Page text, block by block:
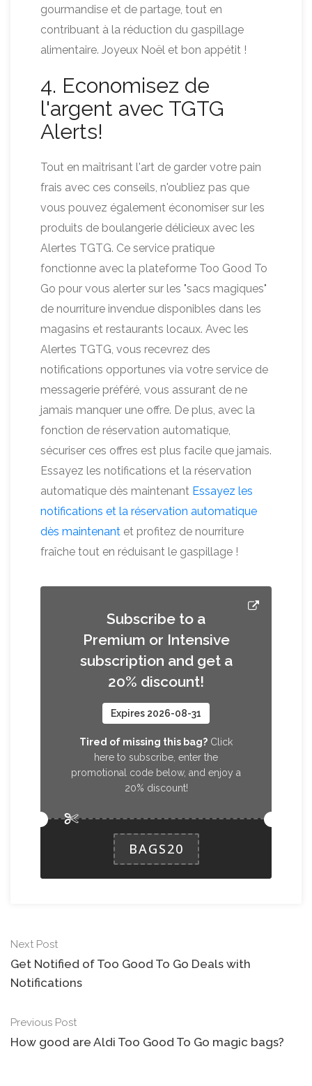
gourmandise et de partage, tout en
contribuant à la réduction du gaspillage
alimentaire. Joyeux Noël et bon appétit !
4. Economisez de
l'argent avec TGTG
Alerts!
Tout en maîtrisant l'art de garder votre pain
frais avec ces conseils, n'oubliez pas que
vous pouvez également économiser sur les
produits de boulangerie délicieux avec les
Alertes TGTG. Ce service pratique
fonctionne avec la plateforme Too Good To
Go pour vous alerter sur les "sacs magiques"
de nourriture invendue disponibles dans les
magasins et restaurants locaux. Avec les
Alertes TGTG, vous recevrez des
notifications opportunes via votre service de
messagerie préféré, vous assurant de ne
jamais manquer une offre. De plus, avec la
fonction de réservation automatique,
sécuriser ces offres est plus facile que jamais.
Essayez les notifications et la réservation
automatique dès maintenant Essayez les
notifications et la réservation automatique
dès maintenant et profitez de nourriture
fraîche tout en réduisant le gaspillage !
Subscribe to a
Premium or Intensive
subscription and get a
20% discount!
Expires 2026-08-31
Tired of missing this bag? Click
here to subscribe, enter the
promotional code below, and enjoy a
20% discount!
BAGS20
Next Post
Get Notified of Too Good To Go Deals with
Notifications
Previous Post
How good are Aldi Too Good To Go magic bags?